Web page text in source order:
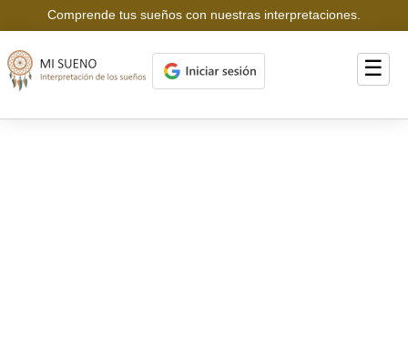
Comprende tus sueños con nuestras interpretaciones.
☰